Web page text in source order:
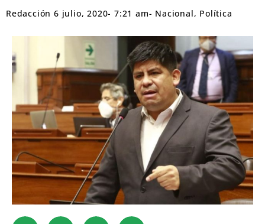
Redacción 6 julio, 2020- 7:21 am- Nacional, Política